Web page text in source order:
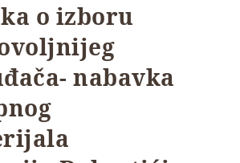
o izboru
nabavka